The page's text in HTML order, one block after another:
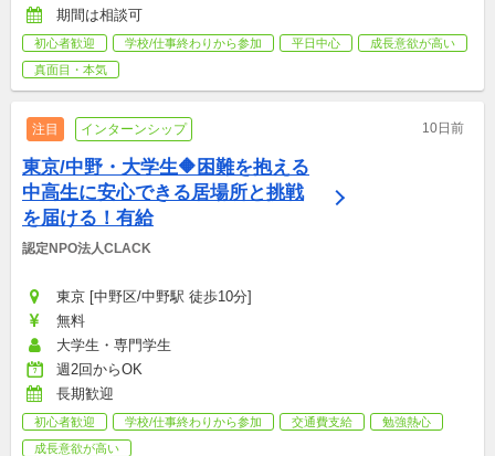
期間は相談可
初心者歓迎 学校/仕事終わりから参加 平日中心
成長意欲が高い
真面目・本気
注目 インターンシップ 10日前
東京/中野・大学生🔶困難を抱える
中高生に安心できる居場所と挑戦
を届ける！有給
認定NPO法人CLACK
東京 [中野区/中野駅 徒歩10分]
無料
大学生・専門学生
週2回からOK
長期歓迎
初心者歓迎 学校/仕事終わりから参加 交通費支給
勉強熱心
成長意欲が高い